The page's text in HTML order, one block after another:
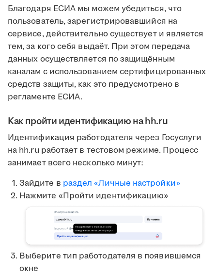
Благодаря ЕСИА мы можем убедиться, что
пользователь, зарегистрировавшийся на
сервисе, действительно существует и является
тем, за кого себя выдаёт. При этом передача
данных осуществляется по защищённым
каналам с использованием сертифицированных
средств защиты, как это предусмотрено в
регламенте ЕСИА.
Как пройти идентификацию на hh.ru
Идентификация работодателя через Госуслуги
на hh.ru работает в тестовом режиме. Процесс
занимает всего несколько минут:
Зайдите в раздел «Личные настройки»
Нажмите «Пройти идентификацию»
Выберите тип работодателя в появившемся
окне